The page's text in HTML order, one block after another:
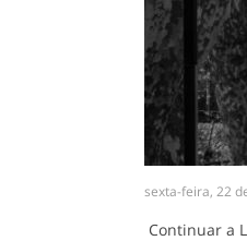
sexta-feira, 22
Continuar a